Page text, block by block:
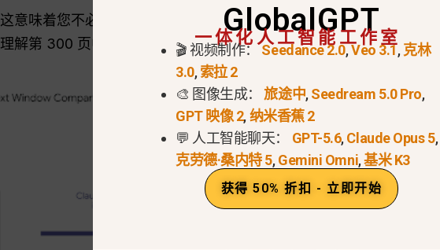
这意味着您不必将冗长的文件切碎。您可以上传整本教科书或完整的
理解第 300 页中间的具体细节。.
GlobalGPT
一体化人工智能工作室
🎬 视频制作：Seedance 2.0,Veo 3.1,克林
3.0,索拉 2
🎨 图像生成： 旅途中,Seedream 5.0 Pro,
GPT 映像 2,纳米香蕉 2
💬 人工智能聊天： GPT-5.6,Claude Opus 5,
克劳德·桑内特 5,Gemini Omni,基米 K3
获得 50% 折扣 - 立即开始